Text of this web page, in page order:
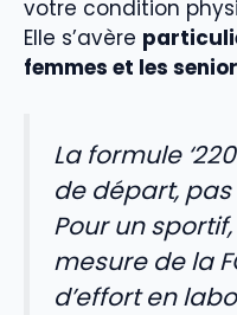
votre condition
Elle s’avère
femmes et les
La formule
de départ,
Pour un
mesure de la
d’effort en